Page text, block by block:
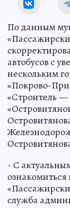
По данным
автобусов с
нескольким
«Покрово-
«Строитель
- С
служба